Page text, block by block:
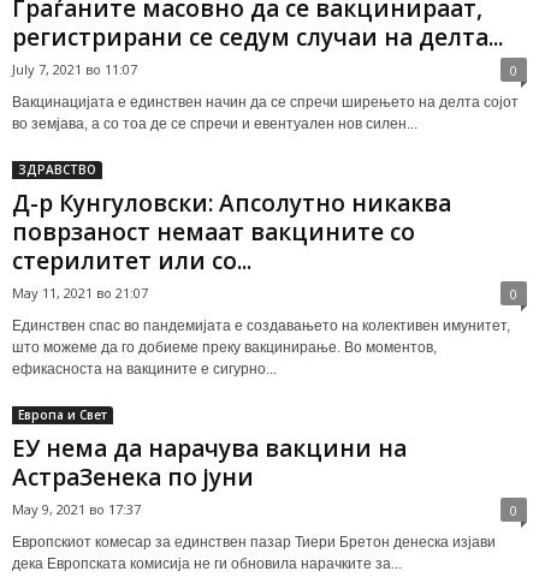
Граѓаните масовно да се вакцинираат,
регистрирани се седум случаи на делта...
July 7, 2021 во 11:07 0
Вакцинацијата е единствен начин да се спречи ширењето на делта сојот
во земјава, а со тоа де се спречи и евентуален нов силен...
ЗДРАВСТВО
Д-р Кунгуловски: Апсолутно никаква
поврзаност немаат вакцините со
стерилитет или со...
May 11, 2021 во 21:07 0
Единствен спас во пандемијата е создавањето на колективен имунитет,
што можеме да го добиеме преку вакцинирање. Во моментов,
ефикасноста на вакцините е сигурно...
Европа и Свет
ЕУ нема да нарачува вакцини на
АстраЗенека по јуни
May 9, 2021 во 17:37 0
Европскиот комесар за единствен пазар Тиери Бретон денеска изјави
дека Европската комисија не ги обновила нарачките за...